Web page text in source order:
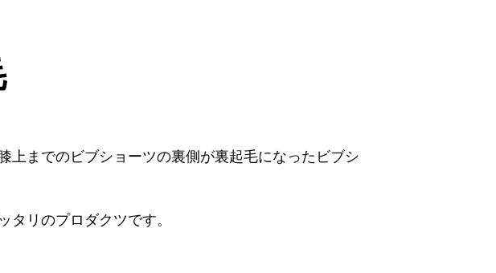
上までのビブショーツの裏側が裏起毛になったビブシ
タリのプロダクツです。